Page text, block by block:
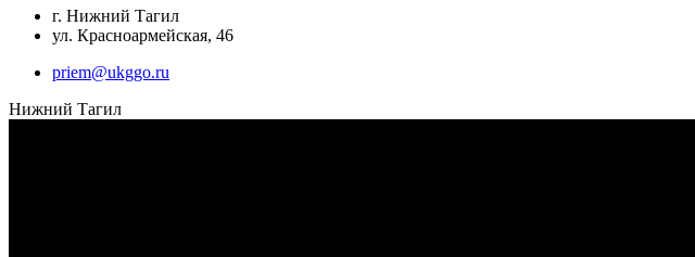
г. Нижний Тагил
ул. Красноармейская, 46
priem@ukggo.ru
Нижний Тагил